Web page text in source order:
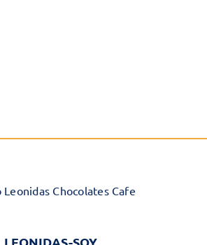
LEONIDAS-SQY